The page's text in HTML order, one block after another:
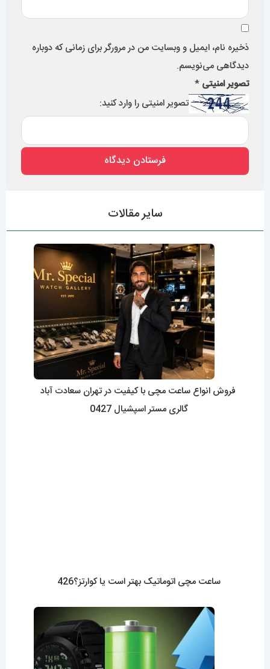
ذخیره نام، ایمیل و وبسایت من در مرورگر برای زمانی که دوباره
دیدگاهی می‌نویسم.
تصویر امنیتی *
تصویر امنیتی را وارد کنید:
سایر مقالات
فروش انواع ساعت مچی با کیفیت در تهران سعادت آباد
گالری مستر اسپشیال 0427
ساعت مچی اتوماتیک بهتر است یا کوارتز؟426